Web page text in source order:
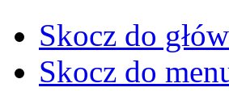
Skocz do
Skocz do